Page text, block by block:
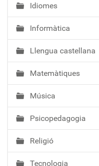
Idiomes
Informàtica
Llengua castellana
Matemàtiques
Música
Psicopedagogia
Religió
Tecnologia